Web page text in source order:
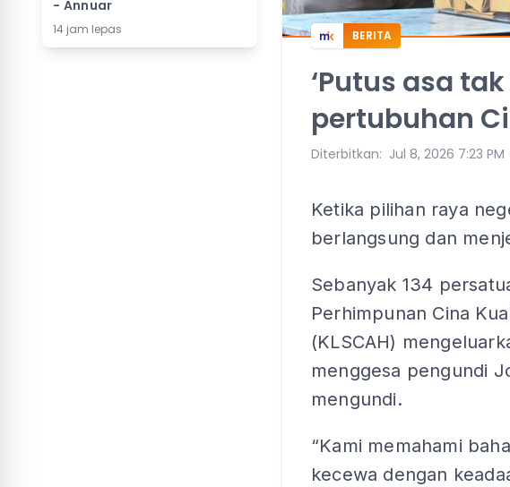
- Annuar
14 jam lepas BERITA
‘Putus asa
pertubuhan
Diterbitkan: Jul 8, 2026 7:23 PM
Ketika pilihan raya
berlangsung dan
Sebanyak 134
Perhimpunan Cina
(KLSCAH)
menggesa pengundi
mengundi.
“Kami memahami
kecewa dengan